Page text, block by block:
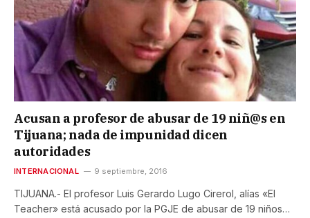
Acusan a profesor de abusar de 19 niñ@s en
Tijuana; nada de impunidad dicen
autoridades
INTERNACIONAL 9 septiembre, 2016
TIJUANA.- El profesor Luis Gerardo Lugo Cirerol, alías «El
Teacher» está acusado por la PGJE de abusar de 19 niños…